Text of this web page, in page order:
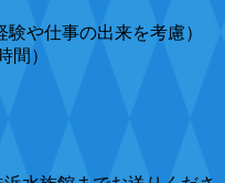
仕事の出来を考慮）
間）